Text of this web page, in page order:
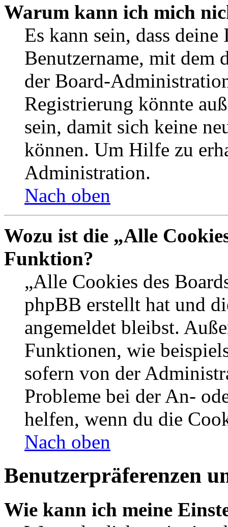
Warum kann ich mich
Es kann sein, dass
Benutzername, mit dem
der Board-
Registrierung könnte
sein, damit sich keine
können. Um Hilfe zu
Administration.
Nach oben
Wozu ist die „Alle
Funktion?
„Alle Cookies des
phpBB erstellt hat und
angemeldet bleibst.
Funktionen, wie
sofern von der
Probleme bei der An-
helfen, wenn du die
Nach oben
Benutzerpräferenzen
Wie kann ich meine